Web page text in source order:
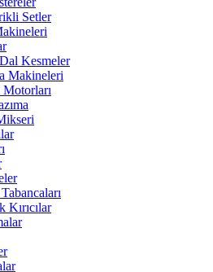
Setler
Kesmeler
Makineleri
Kırıcılar